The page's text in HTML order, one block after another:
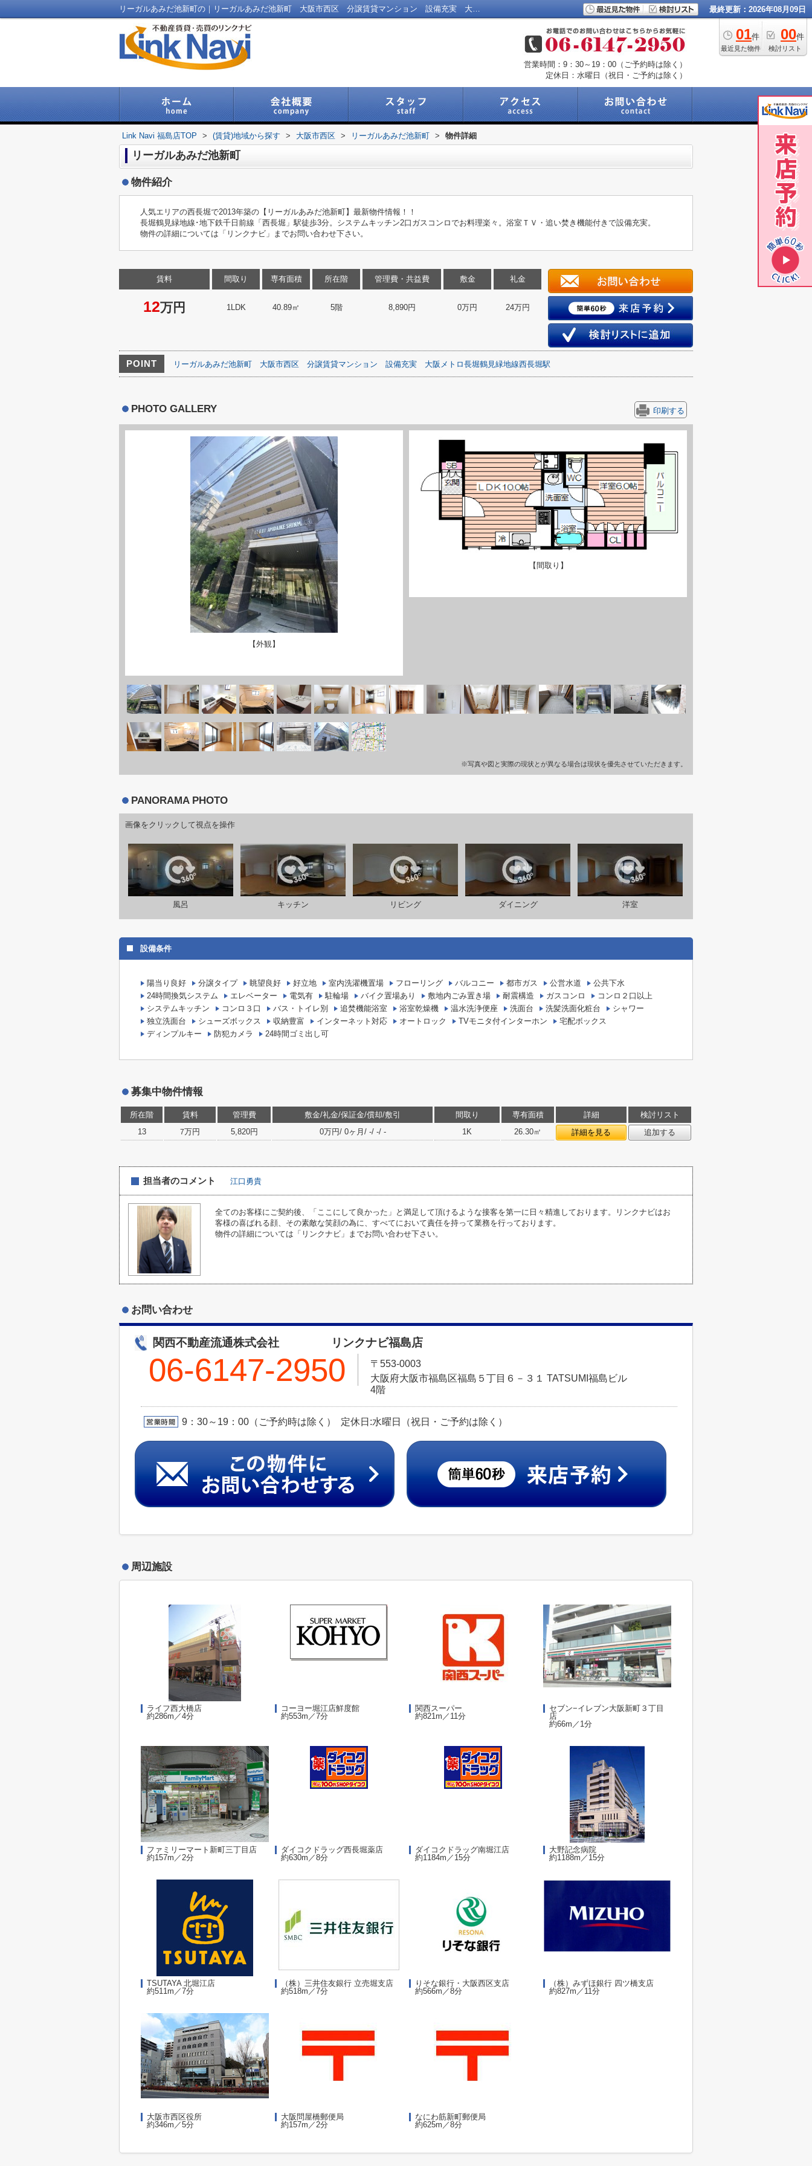
リーガルあみだ池新町の｜リーガルあみだ池新町 大阪市西区 分譲賃貸マンション 設備充実 大阪メトロ長堀鶴見緑地線西長堀駅｜福島区の不動産｜Link Navi 福島店 最終更新：2026年08月09日
01件
最近見た物件
00件
検討リスト
営業時間：9：30～19：00（ご予約時は除く）
定休日：水曜日（祝日・ご予約は除く）
Link Navi 福島店TOP > (賃貸)地域から探す > 大阪市西区 > リーガルあみだ池新町 > 物件詳細
リーガルあみだ池新町
物件紹介
人気エリアの西長堀で2013年築の【リーガルあみだ池新町】最新物件情報！！
長堀鶴見緑地線･地下鉄千日前線「西長堀」駅徒歩3分。システムキッチン2口ガスコンロでお料理楽々。浴室ＴＶ・追い焚き機能付きで設備充実。
物件の詳細については「リンクナビ」までお問い合わせ下さい。
賃料
12万円
間取り
1LDK
専有面積
40.89㎡
所在階
5階
管理費・共益費
8,890円
敷金
0万円
礼金
24万円
POINT リーガルあみだ池新町 大阪市西区 分譲賃貸マンション 設備充実 大阪メトロ長堀鶴見緑地線西長堀駅
PHOTO GALLERY 印刷する
【外観】
【間取り】
※写真や図と実際の現状とが異なる場合は現状を優先させていただきます。
PANORAMA PHOTO
画像をクリックして視点を操作
風呂 キッチン リビング ダイニング 洋室
設備条件
陽当り良好 分譲タイプ 眺望良好 好立地 室内洗濯機置場 フローリング バルコニー 都市ガス 公営水道
公共下水
24時間換気システム
エレベーター 電気有 駐輪場 バイク置場あり 敷地内ごみ置き場 耐震構造 ガスコンロ
コンロ２口以上
システムキッチン
コンロ３口 バス・トイレ別 追焚機能浴室 浴室乾燥機 温水洗浄便座 洗面台 洗髪洗面化粧台
シャワー
独立洗面台
シューズボックス 収納豊富 インターネット対応 オートロック TVモニタ付インターホン
宅配ボックス
ディンプルキー
防犯カメラ 24時間ゴミ出し可
募集中物件情報
所在階 賃料 管理費 敷金/礼金/保証金/償却/敷引 間取り 専有面積 詳細
検討リスト
13
7万円 5,820円 0万円/ 0ヶ月/ -/ -/ - 1K 26.30㎡ 詳細を見る 追加する
担当者のコメント 江口勇貴
全てのお客様にご契約後、「ここにして良かった」と満足して頂けるような接客を第一に日々精進しております。リンクナビはお
客様の喜ばれる顔、その素敵な笑顔の為に、すべてにおいて責任を持って業務を行っております。
物件の詳細については「リンクナビ」までお問い合わせ下さい。
お問い合わせ
関西不動産流通株式会社 リンクナビ福島店
06-6147-2950
〒553-0003
大阪府大阪市福島区福島５丁目６－３１ TATSUMI福島ビル
4階
9：30～19：00（ご予約時は除く） 定休日:水曜日（祝日・ご予約は除く）
周辺施設
ライフ西大橋店
約286m／4分
コーヨー堀江店鮮度館
約553m／7分
関西スーパー
約821m／11分
セブン−イレブン大阪新町３丁目
店
約66m／1分
ファミリーマート新町三丁目店
約157m／2分
ダイコクドラッグ西長堀薬店
約630m／8分
ダイコクドラッグ南堀江店
約1184m／15分
大野記念病院
約1188m／15分
TSUTAYA 北堀江店
約511m／7分
（株）三井住友銀行 立売堀支店
約518m／7分
りそな銀行・大阪西区支店
約566m／8分
（株）みずほ銀行 四ツ橋支店
約827m／11分
大阪市西区役所
約346m／5分
大阪問屋橋郵便局
約157m／2分
なにわ筋新町郵便局
約625m／8分